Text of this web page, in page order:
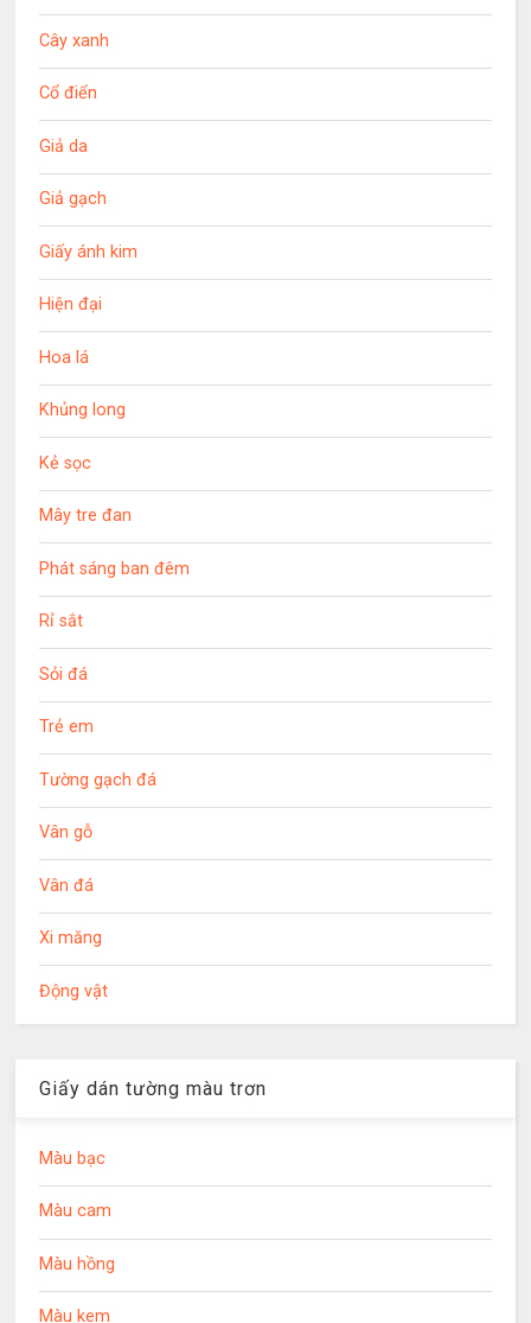
Cây xanh
Cổ điển
Giả da
Giả gạch
Giấy ánh kim
Hiện đại
Hoa lá
Khủng long
Kẻ sọc
Mây tre đan
Phát sáng ban đêm
Rỉ sắt
Sỏi đá
Trẻ em
Tường gạch đá
Vân gỗ
Vân đá
Xi măng
Động vật
Giấy dán tường màu trơn
Màu bạc
Màu cam
Màu hồng
Màu kem